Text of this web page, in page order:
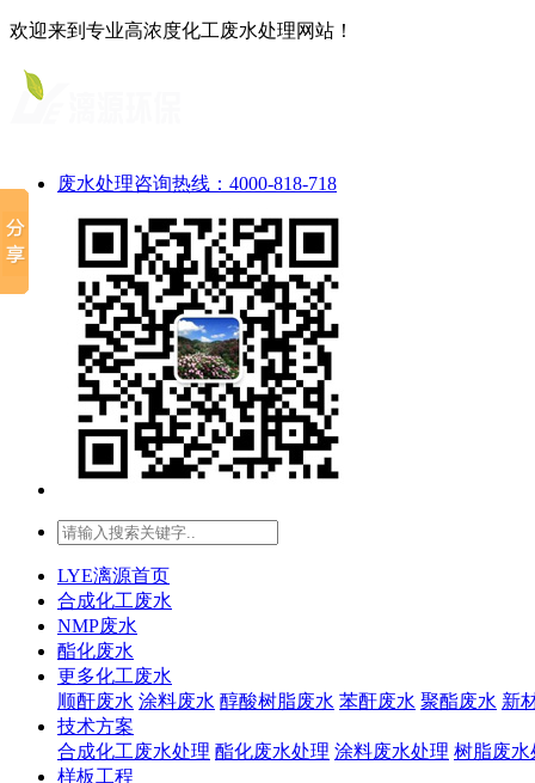
欢迎来到专业高浓度化工废水处理网站！
废水处理咨询热线：4000-818-718
LYE漓源首页
合成化工废水
NMP废水
酯化废水
更多化工废水
顺酐废水 涂料废水 醇酸树脂废水 苯酐废水 聚酯废水 新
技术方案
合成化工废水处理 酯化废水处理 涂料废水处理 树脂废水
样板工程